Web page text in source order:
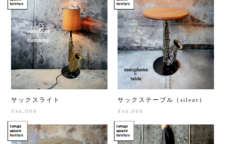
サックスライト
¥66,000
サックステーブル（silver）
¥66,000